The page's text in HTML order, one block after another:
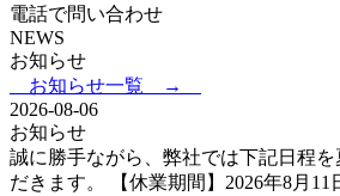
電話で問い合わせ
NEWS
お知らせ
お知らせ一覧 →
2026-08-06
お知らせ
誠に勝手ながら、弊社では下記日程
だきます。 【休業期間】2026年8月11